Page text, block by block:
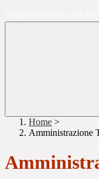
Home >
Amministrazione